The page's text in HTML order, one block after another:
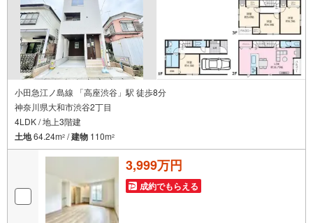
小田急江ノ島線 「高座渋谷」駅 徒歩8分
神奈川県大和市渋谷2丁目
4LDK / 地上3階建
土地64.24m2 /建物 110m2
3,999万円
成約でもらえる